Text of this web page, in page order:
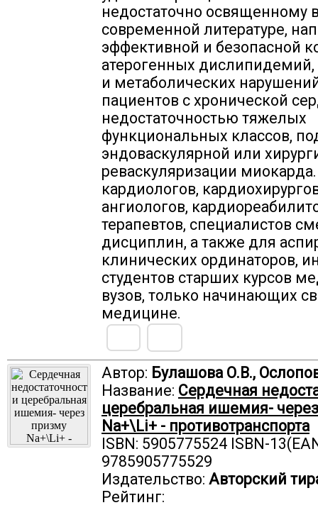
недостаточно освященному
современной литературе,
эффективной и безопасной
атерогенных
и метаболических
пациентов с хронической
недостаточностью тяжелых
функциональных классов,
эндоваскулярной или
реваскуляризации
кардиологов,
ангиологов,
терапевтов, специалистов
дисциплин, а также для
клинических ординаторов,
студентов старших курсов
вузов, только начинающих
медицине.
Автор: Булашова О.В.,
Название: Сердечная
церебральная ишемия-
Na+\Li+ - противотранспорта
ISBN: 5905775524 ISBN-
9785905775529
Издательство: Авторский
Рейтинг: